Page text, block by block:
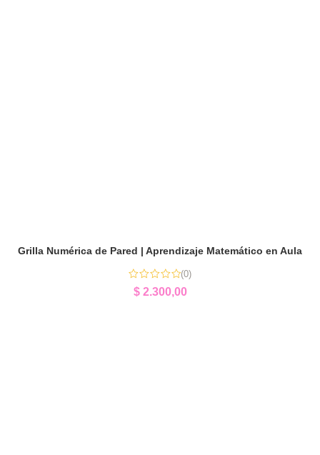
Grilla Numérica de Pared | Aprendizaje Matemático en Aula
(0)
$2.300,00